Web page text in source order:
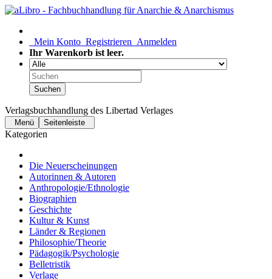
Mein Konto Registrieren Anmelden
Ihr Warenkorb ist leer.
Suchen
Verlagsbuchhandlung des Libertad Verlages
Menü Seitenleiste
Kategorien
Die Neuerscheinungen
Autorinnen & Autoren
Anthropologie/Ethnologie
Biographien
Geschichte
Kultur & Kunst
Länder & Regionen
Philosophie/Theorie
Pädagogik/Psychologie
Belletristik
Verlage